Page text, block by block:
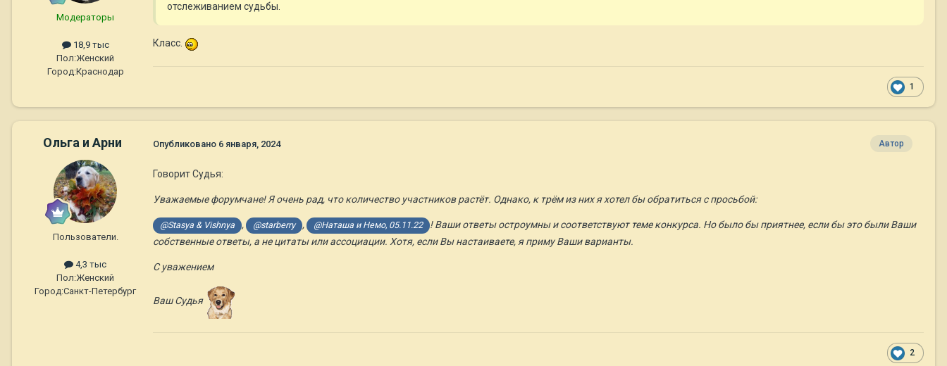
Модераторы
18,9 тыс
Пол:Женский
Город:Краснодар
отслеживанием судьбы.
Класс.
1
Ольга и Арни
Пользователи.
4,3 тыс
Пол:Женский
Город:Санкт-Петербург
Автор
Опубликовано 6 января, 2024
Говорит Судья:
Уважаемые форумчане! Я очень рад, что количество участников растёт. Однако, к трём из них я хотел бы обратиться с просьбой:
@Stasya & Vishnya , @starberry , @Наташа и Немо, 05.11.22
! Ваши ответы остроумны и соответствуют теме конкурса. Но было бы приятнее, если бы это были Ваши
собственные ответы, а не цитаты или ассоциации. Хотя, если Вы настаиваете, я приму Ваши варианты.
С уважением
Ваш Судья
2